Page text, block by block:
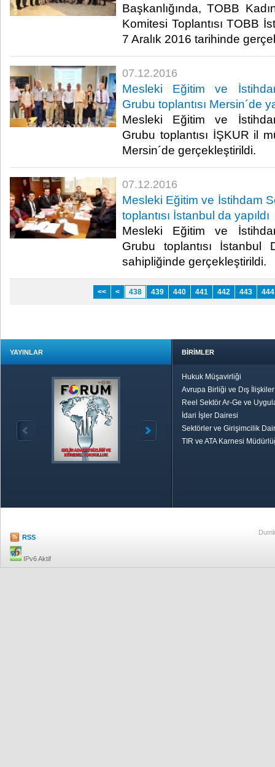
Başkanlığında, TOBB
Komitesi Toplantısı TOBB
7 Aralık 2016 tarihinde
07.12.2016
Mesleki Eğitim ve
Grubu toplantısı Mersin´de
Mesleki Eğitim ve
Grubu toplantısı İŞKUR il
Mersin´de gerçekleştirildi.​
07.12.2016
Mesleki Eğitim ve İstihdam
toplantısı İstanbul da yapıldı
Mesleki Eğitim ve
Grubu toplantısı İstanbul
sahipliğinde gerçekleştirildi.​
<< < 438 439 440 441 442 443 444
YAYINLAR BİRİMLER
Hukuk Müşavirliği
Avrupa Birliği ve Dış
Reel Sektör Ar-Ge ve
İdari İşler Dairesi
Sektörler ve Girişimcilik
TIR ve ATA Karnesi
RSS
IPv6 Aktif